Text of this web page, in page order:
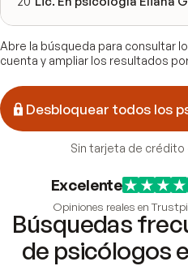
Abre la búsqueda para consultar
cuenta y ampliar los resultados
Desbloquear todos los
Sin tarjeta de crédito
Excelente
Opiniones reales en
Búsquedas
de psicólogos